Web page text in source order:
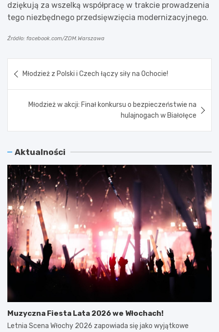
dziękują za wszelką współpracę w trakcie prowadzenia
tego niezbędnego przedsięwzięcia modernizacyjnego.
Źródło: facebook.com/ZDM.Warszawa
wpisu
Młodzież z Polski i Czech łączy siły na Ochocie!
Młodzież w akcji: Finał konkursu o bezpieczeństwie na
hulajnogach w Białołęce
Aktualności
Muzyczna Fiesta Lata 2026 we Włochach!
Letnia Scena Włochy 2026 zapowiada się jako wyjątkowe